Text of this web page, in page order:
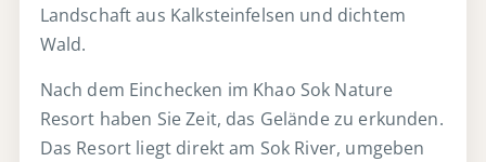
Landschaft aus Kalksteinfelsen und dichtem
Wald.
Nach dem Einchecken im Khao Sok Nature
Resort haben Sie Zeit, das Gelände zu erkunden.
Das Resort liegt direkt am Sok River, umgeben